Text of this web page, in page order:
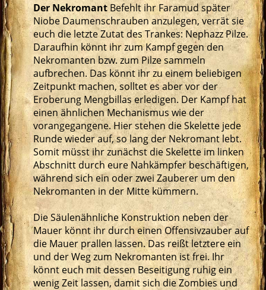
Der NekromantBefehlt ihr Faramud später
Niobe Daumenschrauben anzulegen, verrät sie
euch die letzte Zutat des Trankes: Nephazz Pilze.
Daraufhin könnt ihr zum Kampf gegen den
Nekromanten bzw. zum Pilze sammeln
aufbrechen. Das könnt ihr zu einem beliebigen
Zeitpunkt machen, solltet es aber vor der
Eroberung Mengbillas erledigen. Der Kampf hat
einen ähnlichen Mechanismus wie der
vorangegangene. Hier stehen die Skelette jede
Runde wieder auf, so lang der Nekromant lebt.
Somit müsst ihr zunächst die Skelette im linken
Abschnitt durch eure Nahkämpfer beschäftigen,
während sich ein oder zwei Zauberer um den
Nekromanten in der Mitte kümmern.
Die Säulenähnliche Konstruktion neben der
Mauer könnt ihr durch einen Offensivzauber auf
die Mauer prallen lassen. Das reißt letztere ein
und der Weg zum Nekromanten ist frei. Ihr
könnt euch mit dessen Beseitigung ruhig ein
wenig Zeit lassen, damit sich die Zombies und